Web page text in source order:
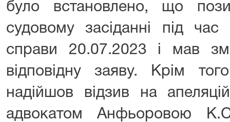
було встановлено, що
судовому засіданні під час
справи 20.07.2023 і мав
відповідну заяву. Крім
надійшов відзив на
адвокатом Анфьоровою